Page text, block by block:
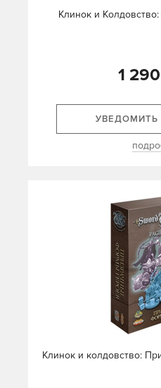
Клинок и
1
УВЕДОМИТЬ
Клинок и колдовство: